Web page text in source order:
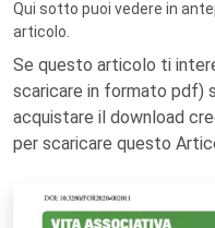
Qui sotto puoi vedere in
articolo.
Se questo articolo ti
scaricare in formato pdf)
acquistare il download
per scaricare questo